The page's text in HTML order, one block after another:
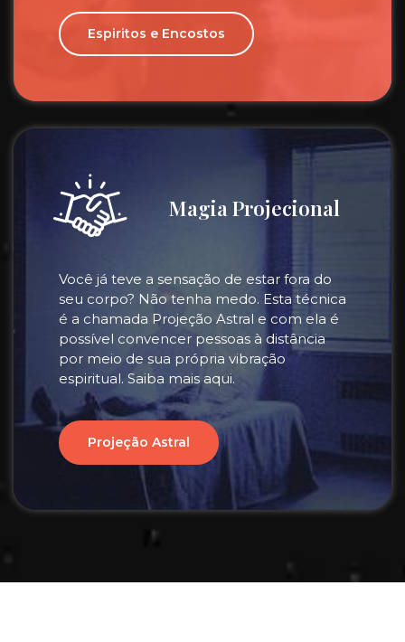
Espiritos e Encostos
Magia Projecional
Você já teve a sensação de estar fora do
seu corpo? Não tenha medo. Esta técnica
é a chamada Projeção Astral e com ela é
possível convencer pessoas à distância
por meio de sua própria vibração
espiritual. Saiba mais aqui.
Projeção Astral